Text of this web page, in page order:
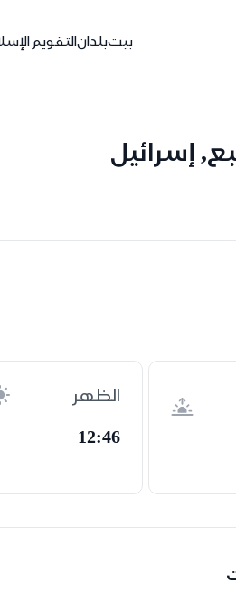
بيتبلدانالتقويم
إسرائيل
الظهر
12:46